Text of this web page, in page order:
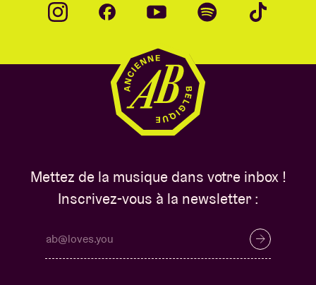
Mettez de la musique dans votre inbox !
Inscrivez-vous à la newsletter :